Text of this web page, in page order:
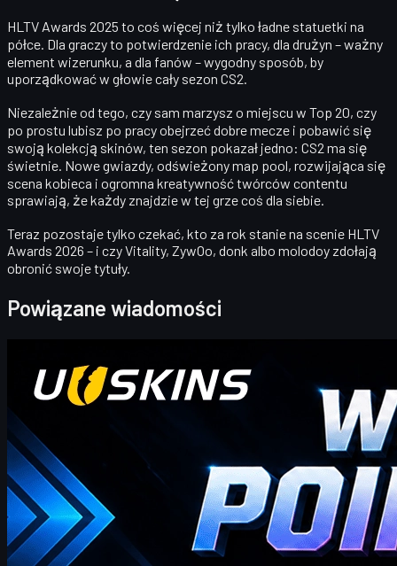
HLTV Awards 2025 to coś więcej niż tylko ładne statuetki na
półce. Dla graczy to potwierdzenie ich pracy, dla drużyn – ważny
element wizerunku, a dla fanów – wygodny sposób, by
uporządkować w głowie cały sezon CS2.
Niezależnie od tego, czy sam marzysz o miejscu w Top 20, czy
po prostu lubisz po pracy obejrzeć dobre mecze i pobawić się
swoją kolekcją skinów, ten sezon pokazał jedno: CS2 ma się
świetnie. Nowe gwiazdy, odświeżony map pool, rozwijająca się
scena kobieca i ogromna kreatywność twórców contentu
sprawiają, że każdy znajdzie w tej grze coś dla siebie.
Teraz pozostaje tylko czekać, kto za rok stanie na scenie HLTV
Awards 2026 – i czy Vitality, ZywOo, donk albo molodoy zdołają
obronić swoje tytuły.
Powiązane wiadomości
Witajcie handlarze CS2! Witamy na naszym
cotygodniowym blogu bonusowym!
gdzie znajdziesz najnowsze i najbardziej kompletne kody
Punktów Podarunkowych UUSKINS na ten tydzień.
Aktualizujemy tę stronę co tydzień, aby zapewnić Ci dodatkowe
Punkty Podarunkowe. Dopóki Twoje zamówienie spełnia
odpowiednią kwotę, możesz użyć poniższych kodów, aby
wymienić punkty i otrzymać swoje ulubione skiny CS2 w sklepie!
kwietnia 20, 2026